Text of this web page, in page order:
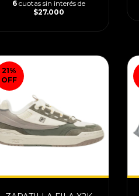
6 cuotas sin interés de
$27.000
21%
OFF